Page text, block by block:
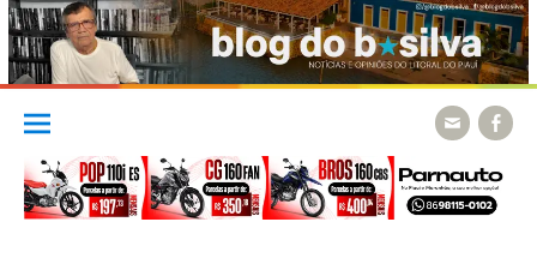
Skip
content